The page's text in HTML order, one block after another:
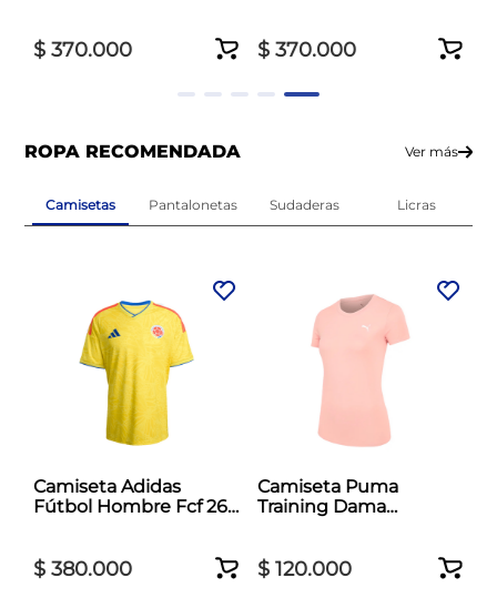
$ 370.000 $ 370.000
ROPA RECOMENDADA Ver más
Camisetas Pantalonetas Sudaderas Licras
Camiseta Adidas
Fútbol Hombre Fcf 26
$ 380.000
Camiseta Puma
Training Dama
$ 120.000